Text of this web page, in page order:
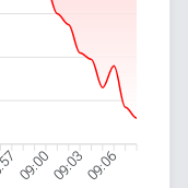
09:0009:0309:06